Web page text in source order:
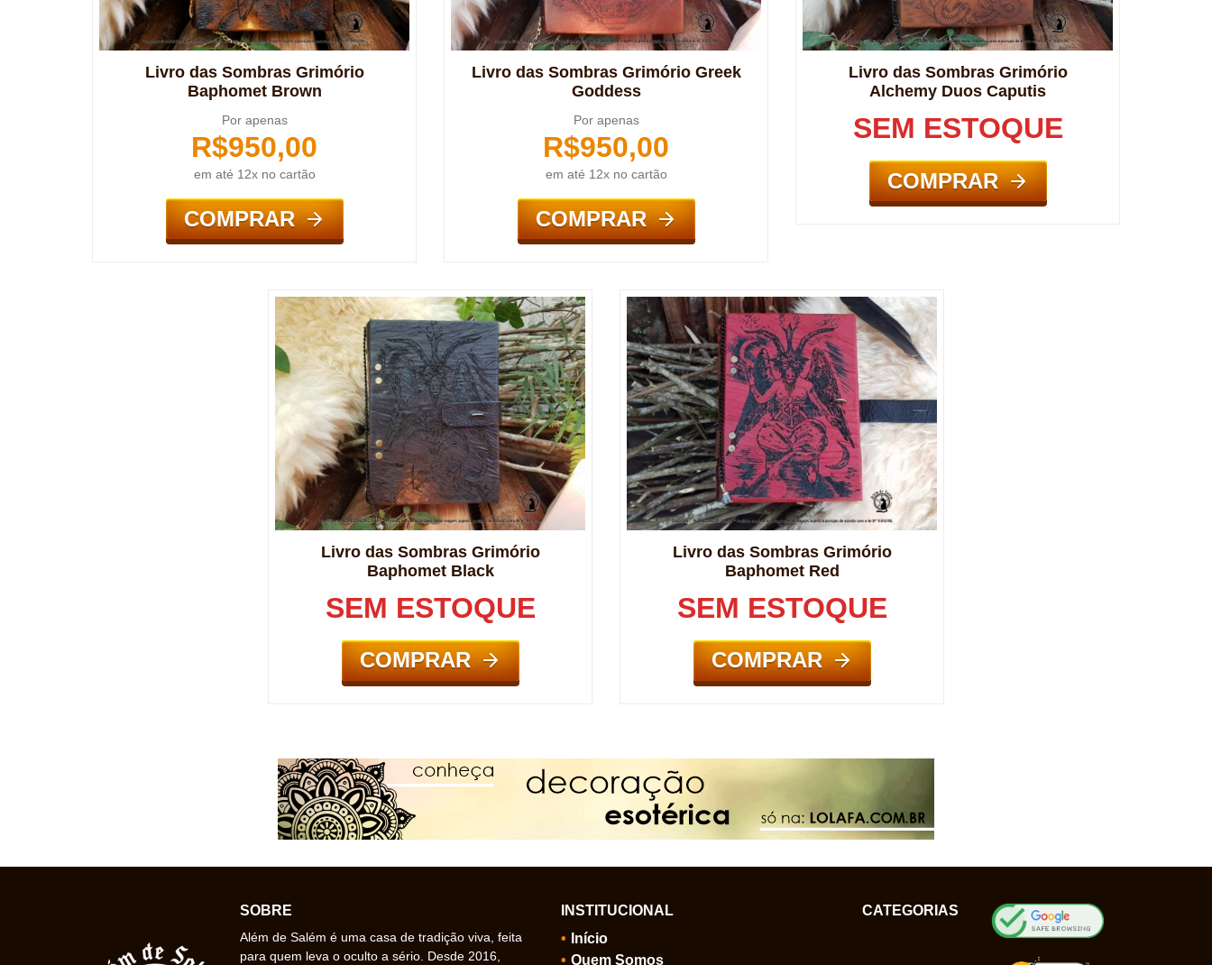
Livro das Sombras Grimório
Baphomet Brown
Por apenas
R$950,00
em até 12x no cartão
COMPRAR
Livro das Sombras Grimório Greek
Goddess
Por apenas
R$950,00
em até 12x no cartão
COMPRAR
Livro das Sombras Grimório
Alchemy Duos Caputis
SEM ESTOQUE
COMPRAR
Livro das Sombras Grimório
Baphomet Black
SEM ESTOQUE
COMPRAR
Livro das Sombras Grimório
Baphomet Red
SEM ESTOQUE
COMPRAR
SOBRE
Além de Salém é uma casa de tradição viva, feita
para quem leva o oculto a sério. Desde 2016,
INSTITUCIONAL
Início
Quem Somos
CATEGORIAS